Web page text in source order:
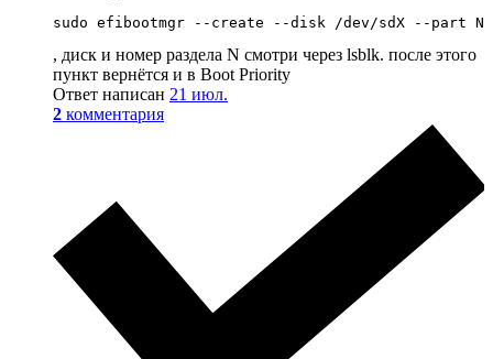
sudo efibootmgr --create --disk /dev/sdX --part
, диск и номер раздела N смотри через lsblk. после этого
пункт вернётся и в Boot Priority
Ответ написан 21 июл.
2 комментария